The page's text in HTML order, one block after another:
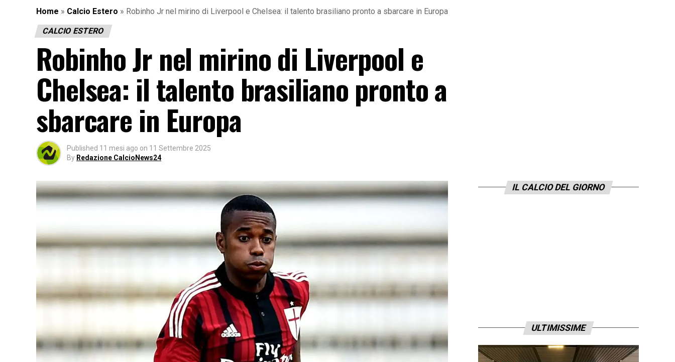
Home » Calcio Estero » Robinho Jr nel mirino di Liverpool e Chelsea: il talento brasiliano pronto a sbarcare in Europa
CALCIO ESTERO
Robinho Jr nel mirino di Liverpool e
Chelsea: il talento brasiliano pronto a
sbarcare in Europa
Published 11 mesi ago on 11 Settembre 2025
By Redazione CalcioNews24
IL CALCIO DEL GIORNO
ULTIMISSIME